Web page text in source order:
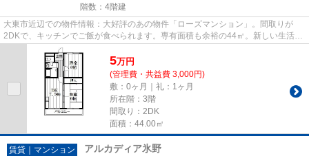
階数：4階建
大東市近辺での物件情報：大好評のあの物件「ローズマンション」。間取りが
2DKで、キッチンでご飯が食べられます。専有面積も余裕の44㎡。新しい生活
に、5万円のお住まいはいかがでし...
5万円
(管理費・共益費 3,000円)
敷：0ヶ月｜礼：1ヶ月
所在階：3階
間取り：2DK
面積：44.00㎡
賃貸｜マンション アルカディア氷野